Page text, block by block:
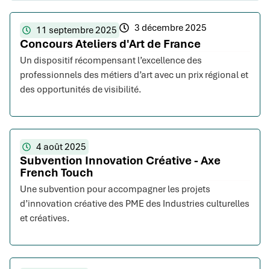
11 septembre 2025 3 décembre 2025
Concours Ateliers d'Art de France
Un dispositif récompensant l’excellence des
professionnels des métiers d’art avec un prix régional et
des opportunités de visibilité.
4 août 2025
Subvention Innovation Créative - Axe
French Touch
Une subvention pour accompagner les projets
d’innovation créative des PME des Industries culturelles
et créatives.